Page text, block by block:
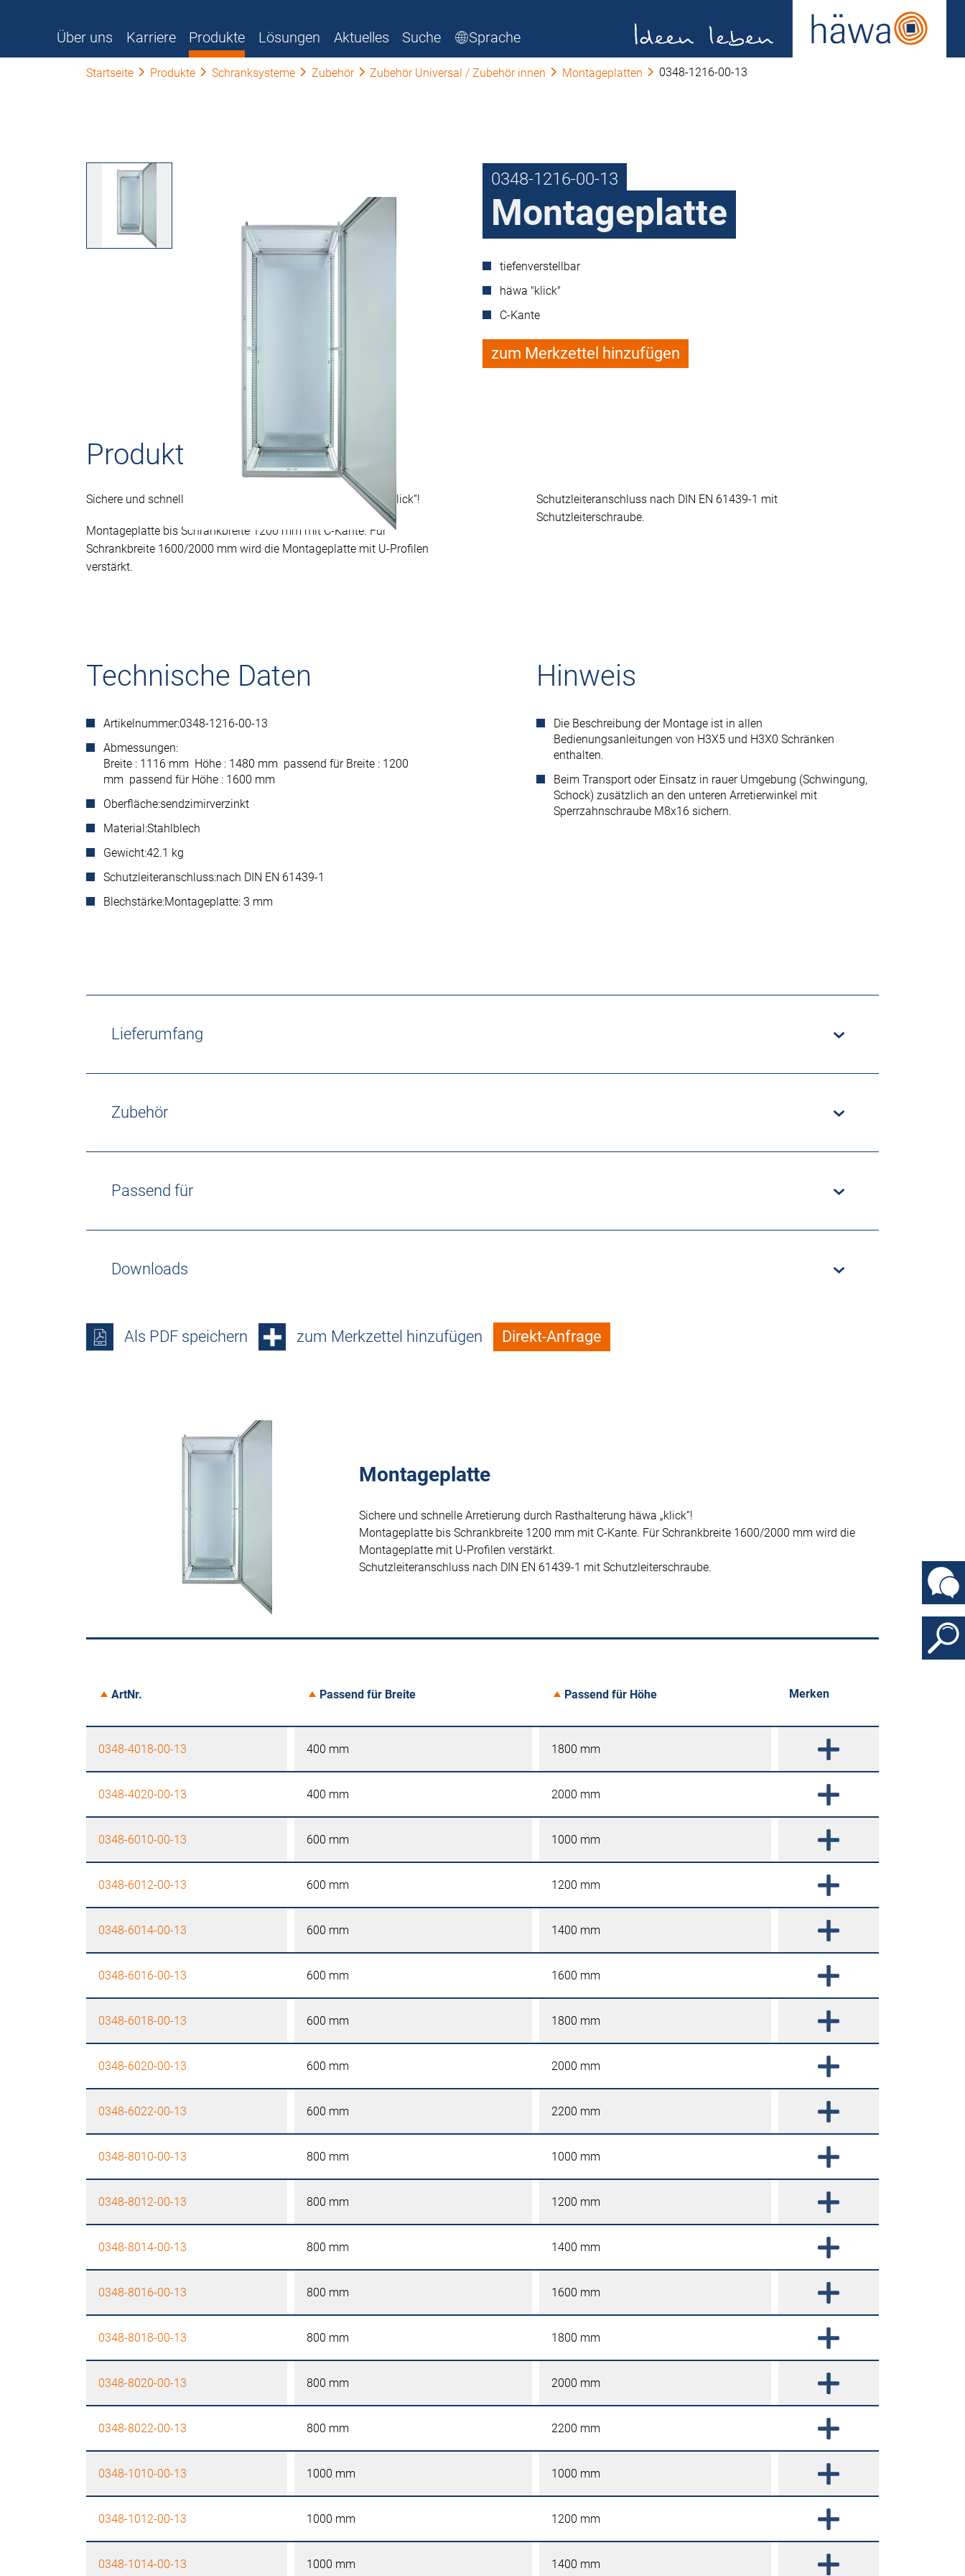
Über uns Karriere Produkte Lösungen Aktuelles Suche Sprache
Startseite Produkte Schranksysteme Zubehör Zubehör Universal / Zubehör innen Montageplatten 0348-1216-00-13
0348-1216-00-13
Montageplatte
tiefenverstellbar
häwa "klick"
C-Kante
zum Merkzettel hinzufügen
Produktbeschreibung
Sichere und schnelle Arretierung durch Rasthalterung häwa „klick“!
Montageplatte bis Schrankbreite 1200 mm mit C-Kante. Für
Schrankbreite 1600/2000 mm wird die Montageplatte mit U-Profilen
verstärkt.
Schutzleiteranschluss nach DIN EN 61439-1 mit
Schutzleiterschraube.
Technische Daten
Artikelnummer:0348-1216-00-13
Abmessungen:
Breite : 1116 mm Höhe : 1480 mm passend für Breite : 1200
mm passend für Höhe : 1600 mm
Oberfläche:sendzimirverzinkt
Material:Stahlblech
Gewicht:42.1 kg
Schutzleiteranschluss:nach DIN EN 61439-1
Blechstärke:Montageplatte: 3 mm
Hinweis
Die Beschreibung der Montage ist in allen
Bedienungsanleitungen von H3X5 und H3X0 Schränken
enthalten.
Beim Transport oder Einsatz in rauer Umgebung (Schwingung,
Schock) zusätzlich an den unteren Arretierwinkel mit
Sperrzahnschraube M8x16 sichern.
Lieferumfang
Zubehör
Passend für
Downloads
Als PDF speichern zum Merkzettel hinzufügen Direkt-Anfrage
Montageplatte
Sichere und schnelle Arretierung durch Rasthalterung häwa „klick“!
Montageplatte bis Schrankbreite 1200 mm mit C-Kante. Für Schrankbreite 1600/2000 mm wird die
Montageplatte mit U-Profilen verstärkt.
Schutzleiteranschluss nach DIN EN 61439-1 mit Schutzleiterschraube.
ArtNr. Passend für Breite Passend für Höhe Merken
0348-4018-00-13 400 mm 1800 mm
0348-4020-00-13 400 mm 2000 mm
0348-6010-00-13 600 mm 1000 mm
0348-6012-00-13 600 mm 1200 mm
0348-6014-00-13 600 mm 1400 mm
0348-6016-00-13 600 mm 1600 mm
0348-6018-00-13 600 mm 1800 mm
0348-6020-00-13 600 mm 2000 mm
0348-6022-00-13 600 mm 2200 mm
0348-8010-00-13 800 mm 1000 mm
0348-8012-00-13 800 mm 1200 mm
0348-8014-00-13 800 mm 1400 mm
0348-8016-00-13 800 mm 1600 mm
0348-8018-00-13 800 mm 1800 mm
0348-8020-00-13 800 mm 2000 mm
0348-8022-00-13 800 mm 2200 mm
0348-1010-00-13 1000 mm 1000 mm
0348-1012-00-13 1000 mm 1200 mm
0348-1014-00-13 1000 mm 1400 mm